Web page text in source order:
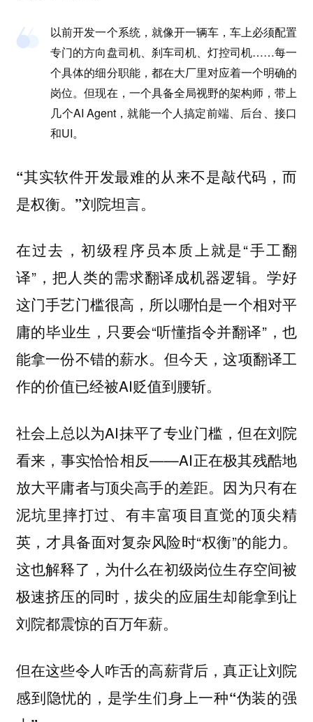
以前开发一个系统，就像开一辆车，车上必须配置
专门的方向盘司机、刹车司机、灯控司机……每一
个具体的细分职能，都在大厂里对应着一个明确的
岗位。但现在，一个具备全局视野的架构师，带上
几个AI Agent，就能一个人搞定前端、后台、接口
和UI。
“其实软件开发最难的从来不是敲代码，而
是权衡。”刘院坦言。
在过去，初级程序员本质上就是“手工翻
译”，把人类的需求翻译成机器逻辑。学好
这门手艺门槛很高，所以哪怕是一个相对平
庸的毕业生，只要会“听懂指令并翻译”，也
能拿一份不错的薪水。但今天，这项翻译工
作的价值已经被AI贬值到腰斩。
社会上总以为AI抹平了专业门槛，但在刘院
看来，事实恰恰相反——AI正在极其残酷地
放大平庸者与顶尖高手的差距。因为只有在
泥坑里摔打过、有丰富项目直觉的顶尖精
英，才具备面对复杂风险时“权衡”的能力。
这也解释了，为什么在初级岗位生存空间被
极速挤压的同时，拔尖的应届生却能拿到让
刘院都震惊的百万年薪。
但在这些令人咋舌的高薪背后，真正让刘院
感到隐忧的，是学生们身上一种“伪装的强